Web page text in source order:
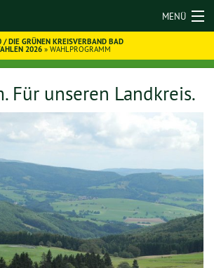
MENÜ
/ DIE GRÜNEN KREISVERBAND BAD
2026 » WAHLPROGRAMM
Für unseren Landkreis.